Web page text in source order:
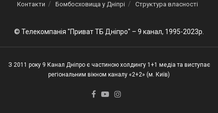
Контакти
Бомбосховища у Дніпрі Структура власності
© Телекомпанія "Приват ТБ Дніпро" – 9 канал, 1995-2023р.
З 2011 року 9 Канал Дніпро є частиною холдингу 1+1 медіа та виступає
регіональним вікном каналу «2+2» (м. Київ)